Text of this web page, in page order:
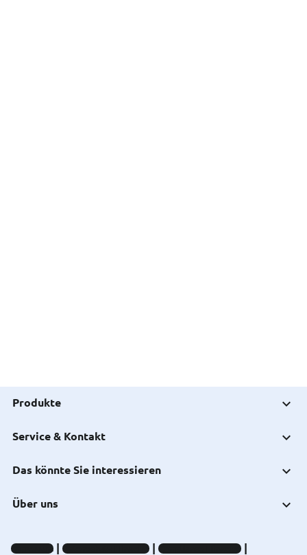
Produkte
Service & Kontakt
Das könnte Sie interessieren
Über uns
Impressum Datenschutz-Hinweise Compliance-Hinweise